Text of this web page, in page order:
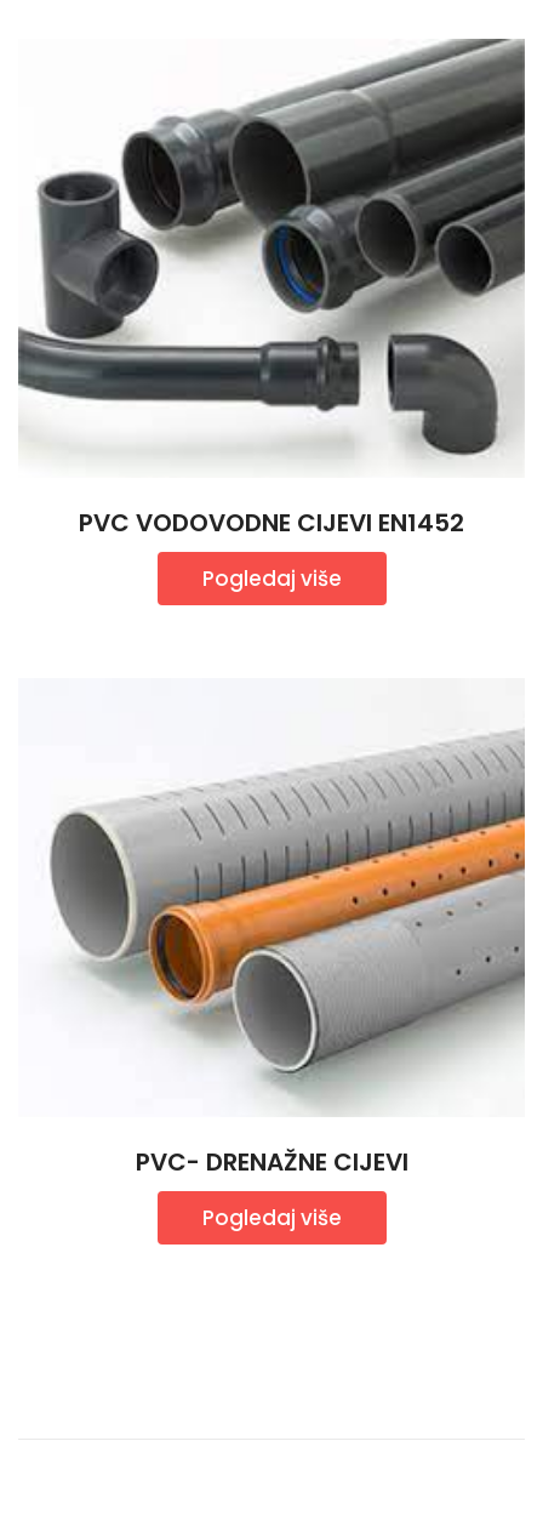
PVC VODOVODNE CIJEVI EN1452
Pogledaj više
PVC- DRENAŽNE CIJEVI
Pogledaj više